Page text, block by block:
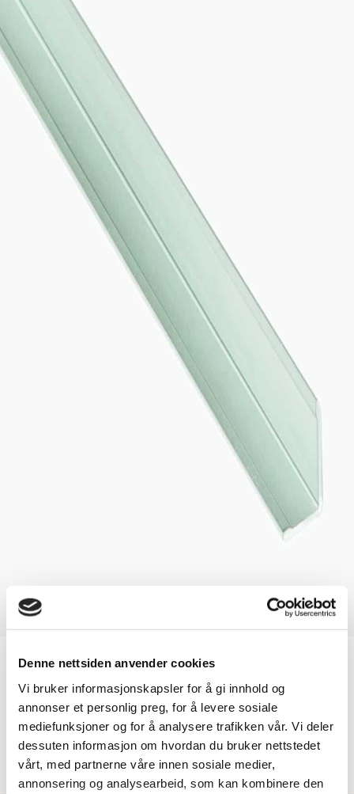
Denne nettsiden anvender cookies
Vi bruker informasjonskapsler for å gi innhold og
annonser et personlig preg, for å levere sosiale
mediefunksjoner og for å analysere trafikken vår. Vi deler
dessuten informasjon om hvordan du bruker nettstedet
vårt, med partnerne våre innen sosiale medier,
annonsering og analysearbeid, som kan kombinere den
Accessories Kitchen Board
L-profile for Kitchen Board
Colour: Aluminium
Article number: 102310-E